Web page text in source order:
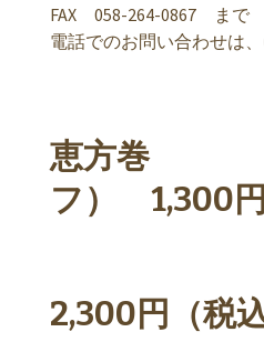
FAX 058-264-0867 まで
電話でのお問い合わせは、
恵方巻 （
フ） 1,300円
（1
2,300円（税込